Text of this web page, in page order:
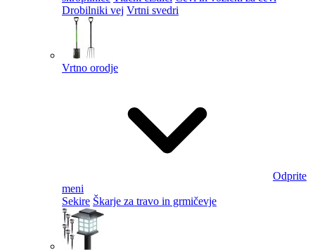
Drobilniki vej Vrtni svedri
Vrtno orodje
Odprite
meni
Sekire Škarje za travo in grmičevje